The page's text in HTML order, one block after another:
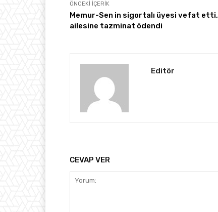
ÖNCEKI İÇERIK
Memur-Sen in sigortalı üyesi vefat etti,
ailesine tazminat ödendi
Editör
CEVAP VER